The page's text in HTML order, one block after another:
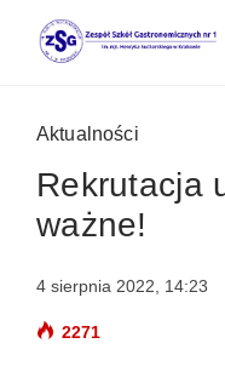
Aktualności
Rekrutacja
ważne!
4 sierpnia 2022, 14:23
2271